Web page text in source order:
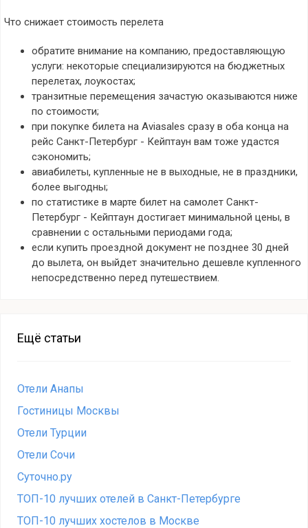
Что снижает стоимость перелета
обратите внимание на компанию, предоставляющую
услуги: некоторые специализируются на бюджетных
перелетах, лоукостах;
транзитные перемещения зачастую оказываются ниже
по стоимости;
при покупке билета на Aviasales сразу в оба конца на
рейс Санкт-Петербург - Кейптаун вам тоже удастся
сэкономить;
авиабилеты, купленные не в выходные, не в праздники,
более выгодны;
по статистике в марте билет на самолет Санкт-
Петербург - Кейптаун достигает минимальной цены, в
сравнении с остальными периодами года;
если купить проездной документ не позднее 30 дней
до вылета, он выйдет значительно дешевле купленного
непосредственно перед путешествием.
Ещё статьи
Отели Анапы
Гостиницы Москвы
Отели Турции
Отели Сочи
Суточно.ру
ТОП-10 лучших отелей в Санкт-Петербурге
ТОП-10 лучших хостелов в Москве